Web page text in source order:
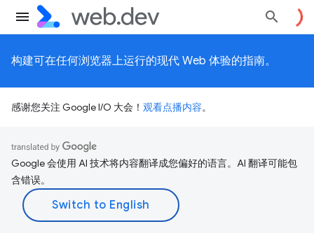
构建可在任何浏览器上运行的现代 Web 体验的指南。
感谢您关注 Google I/O 大会！ 观看点播内容。
Google 会使用 AI 技术将内容翻译成您偏好的语言。AI 翻译可能包
含错误。